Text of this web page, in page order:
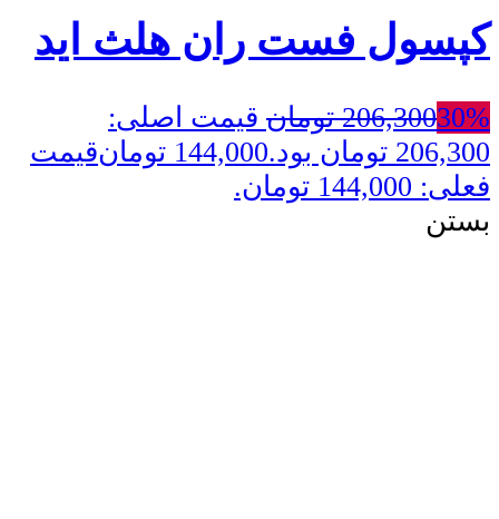
کپسول فست ران هلث اید
30%
206,300 تومان قیمت اصلی:
206,300 تومان بود.
144,000 تومانقیمت
فعلی: 144,000 تومان.
بستن